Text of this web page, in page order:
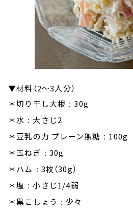
▼材料（2～3人分）
＊切り干し大根 ：30g
＊水 ： 大さじ2
＊豆乳の力 プレーン無糖 ： 100g
＊玉ねぎ ： 30g
＊ハム ： 3枚（30g）
＊塩 ：小さじ1/4弱
＊黒こしょう
：少々